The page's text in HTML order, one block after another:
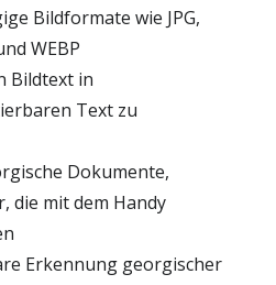
Bildformate wie JPG,
WEBP
Bildtext in
Text zu
Dokumente,
die mit dem Handy
Erkennung georgischer